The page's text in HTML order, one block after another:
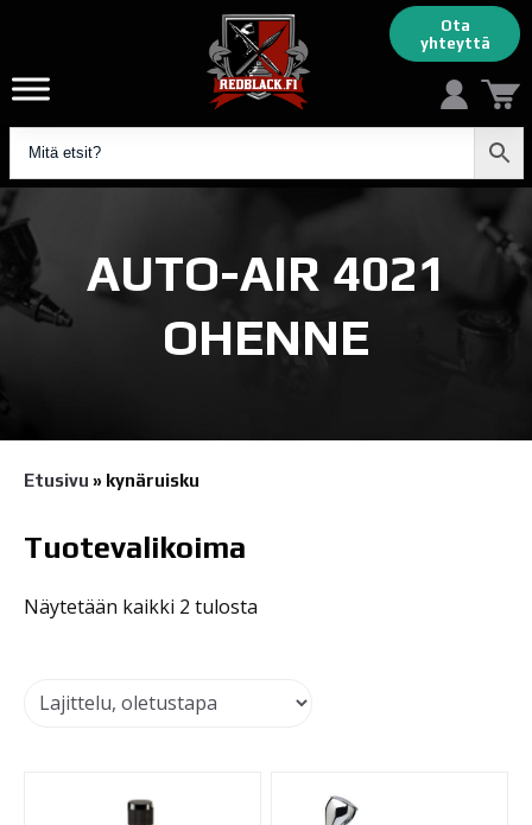
Ota
yhteyttä
AUTO-AIR 4021
OHENNE
Etusivu » kynäruisku
Tuotevalikoima
Näytetään kaikki 2 tulosta